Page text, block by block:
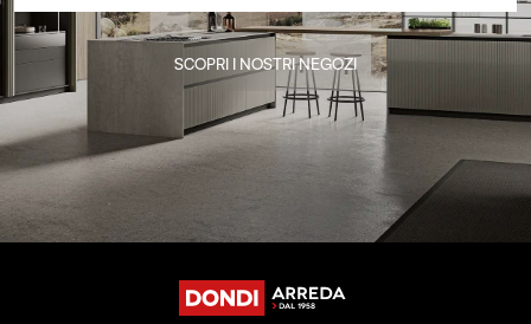
SCOPRI I NOSTRI NEGOZI